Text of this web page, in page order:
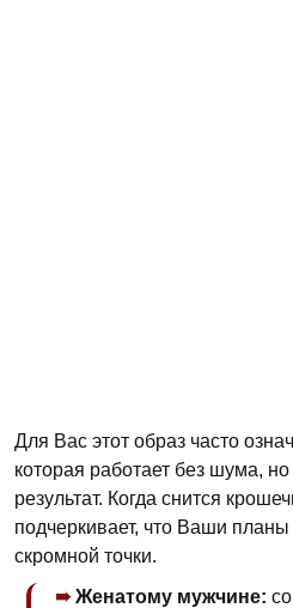
Для Вас этот образ часто
которая работает без шума,
результат. Когда снится
подчеркивает, что Ваши планы
скромной точки.
Женатому мужчине: